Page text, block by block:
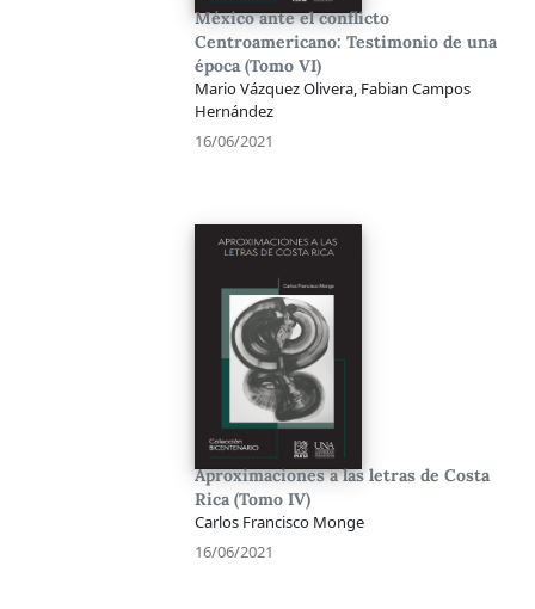
México ante el conflicto
Centroamericano: Testimonio de una
época (Tomo VI)
Mario Vázquez Olivera, Fabian Campos
Hernández
16/06/2021
Aproximaciones a las letras de Costa
Rica (Tomo IV)
Carlos Francisco Monge
16/06/2021